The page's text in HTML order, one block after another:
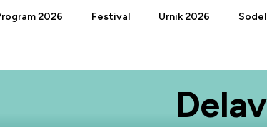
2026 Festival Urnik 2026